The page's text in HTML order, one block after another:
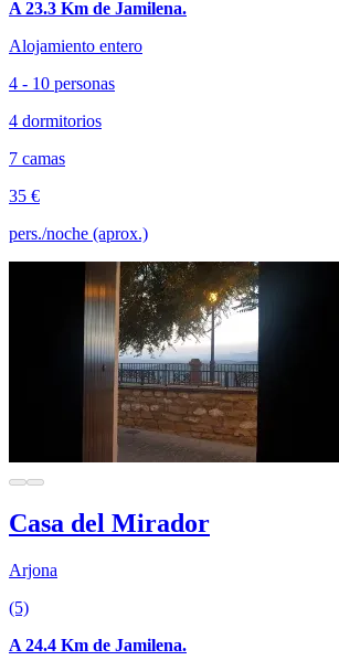
A 23.3 Km de Jamilena.
Alojamiento entero
4 - 10 personas
4 dormitorios
7 camas
35 €
pers./noche (aprox.)
Casa del Mirador
Arjona
(5)
A 24.4 Km de Jamilena.